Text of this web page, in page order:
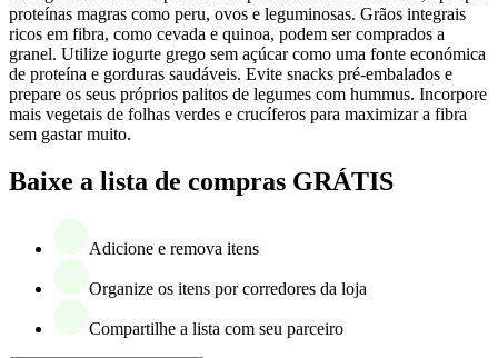
proteínas magras como peru, ovos e leguminosas. Grãos integrais
ricos em fibra, como cevada e quinoa, podem ser comprados a
granel. Utilize iogurte grego sem açúcar como uma fonte económica
de proteína e gorduras saudáveis. Evite snacks pré-embalados e
prepare os seus próprios palitos de legumes com hummus. Incorpore
mais vegetais de folhas verdes e crucíferos para maximizar a fibra
sem gastar muito.
Baixe a lista de compras GRÁTIS
Adicione e remova itens
Organize os itens por corredores da loja
Compartilhe a lista com seu parceiro